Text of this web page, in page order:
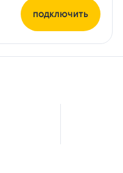
подключить